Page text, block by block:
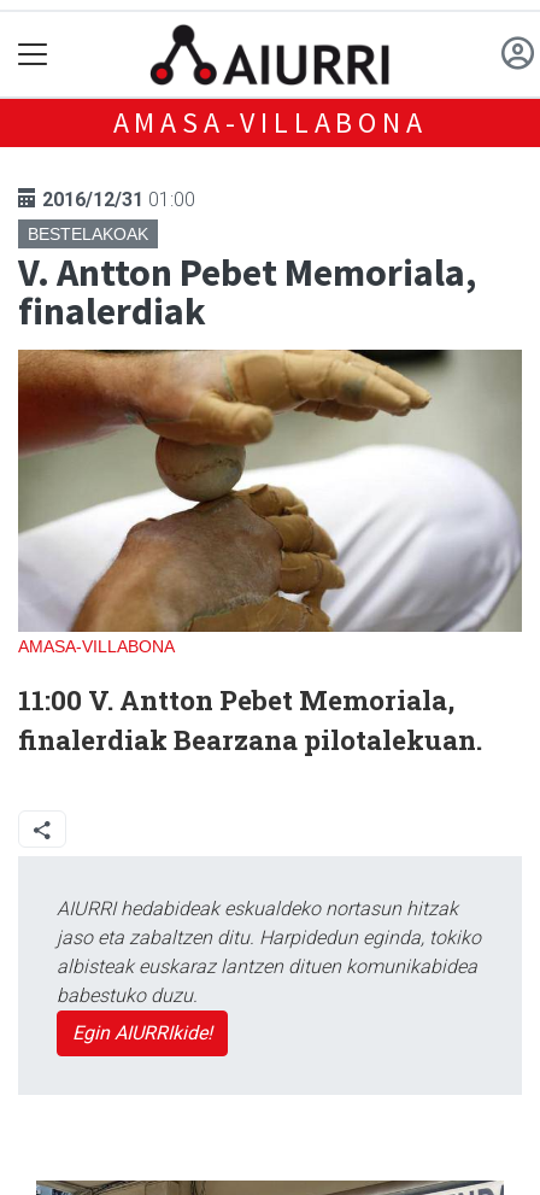
AMASA-VILLABONA
2016/12/31 01:00
BESTELAKOAK
V. Antton Pebet Memoriala,
finalerdiak
AMASA-VILLABONA
11:00 V. Antton Pebet Memoriala,
finalerdiak Bearzana pilotalekuan.
AIURRI hedabideak eskualdeko nortasun hitzak
jaso eta zabaltzen ditu. Harpidedun eginda, tokiko
albisteak euskaraz lantzen dituen komunikabidea
babestuko duzu.
Egin AIURRIkide!